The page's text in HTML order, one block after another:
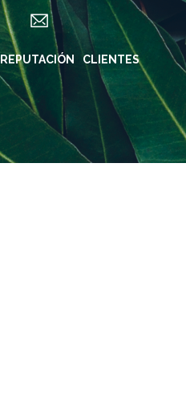
REPUTACIÓN CLIENTES
REDES SOCIALES
KLABIN
Instagram